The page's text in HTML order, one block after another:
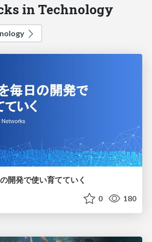
in Technology
開発で使い育てていく
0 180